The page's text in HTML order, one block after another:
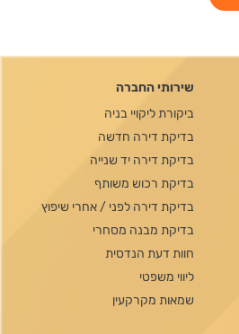
שירותי החברה
ביקורת ליקויי בניה
בדיקת דירה חדשה
בדיקת דירה יד שנייה
בדיקת רכוש משותף
בדיקת דירה לפני / אחרי שיפוץ
בדיקת מבנה מסחרי
חוות דעת הנדסית
ליווי משפטי
שמאות מקרקעין